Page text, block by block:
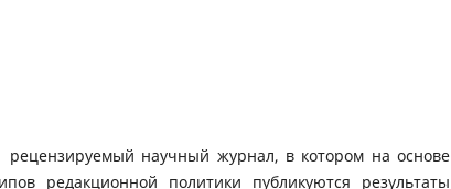
рецензируемый научный журнал, в котором на основе
редакционной политики публикуются результаты